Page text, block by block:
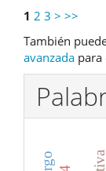
1 2 3 > >>
También
avanzada para